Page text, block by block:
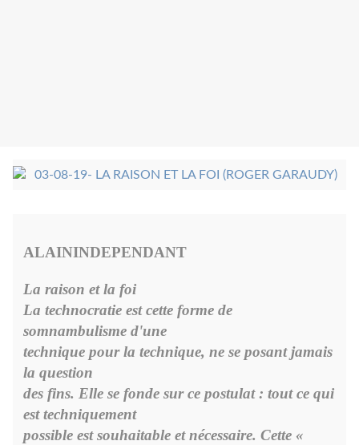
ALAININDEPENDANT
La raison et la foi
La technocratie est cette forme de
somnambulisme d'une
technique pour la technique, ne se posant jamais
la question
des fins. Elle se fonde sur ce postulat : tout ce qui
est techniquement
possible est souhaitable et nécessaire. Cette «